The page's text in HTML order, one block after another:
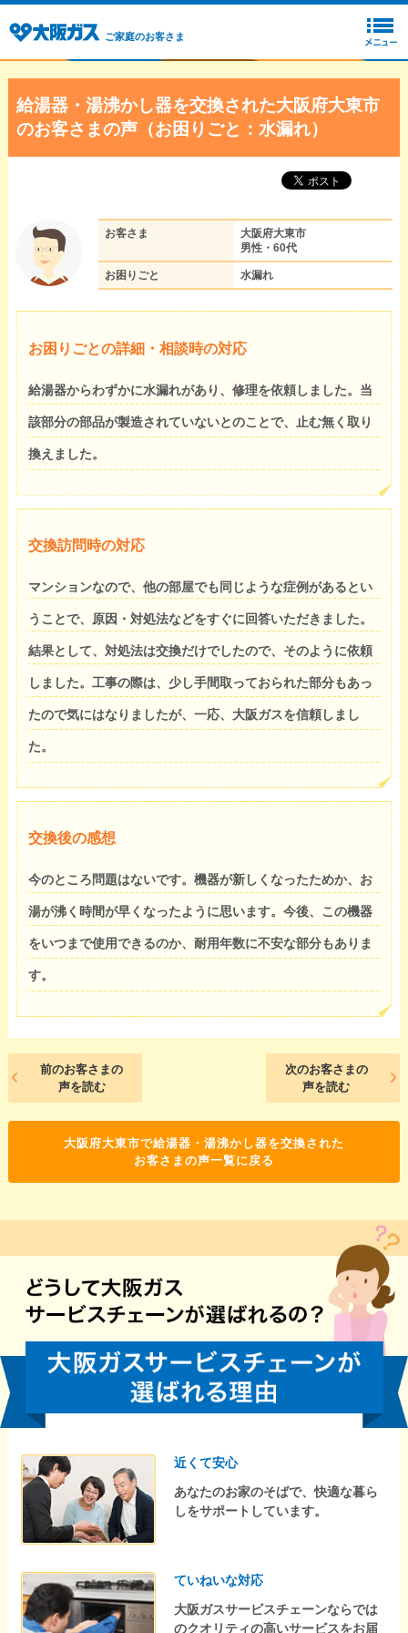
ご家庭のお客さま
給湯器・湯沸かし器を交換された大阪府大東市
のお客さまの声（お困りごと：水漏れ）
お客さま
大阪府大東市
男性・60代
お困りごと 水漏れ
お困りごとの詳細・相談時の対応
給湯器からわずかに水漏れがあり、修理を依頼しました。当
該部分の部品が製造されていないとのことで、止む無く取り
換えました。
交換訪問時の対応
マンションなので、他の部屋でも同じような症例があるとい
うことで、原因・対処法などをすぐに回答いただきました。
結果として、対処法は交換だけでしたので、そのように依頼
しました。工事の際は、少し手間取っておられた部分もあっ
たので気にはなりましたが、一応、大阪ガスを信頼しまし
た。
交換後の感想
今のところ問題はないです。機器が新しくなったためか、お
湯が沸く時間が早くなったように思います。今後、この機器
をいつまで使用できるのか、耐用年数に不安な部分もありま
す。
前のお客さまの
声を読む
次のお客さまの
声を読む
大阪府大東市で給湯器・湯沸かし器を交換された
お客さまの声一覧に戻る
近くて安心
あなたのお家のそばで、快適な暮ら
しをサポートしています。
ていねいな対応
大阪ガスサービスチェーンならでは
のクオリティの高いサービスをお届